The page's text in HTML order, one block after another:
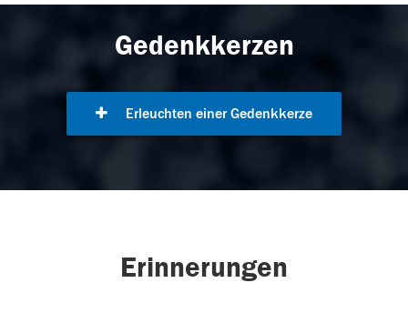
Gedenkkerzen
Erleuchten einer Gedenkkerze
Erinnerungen